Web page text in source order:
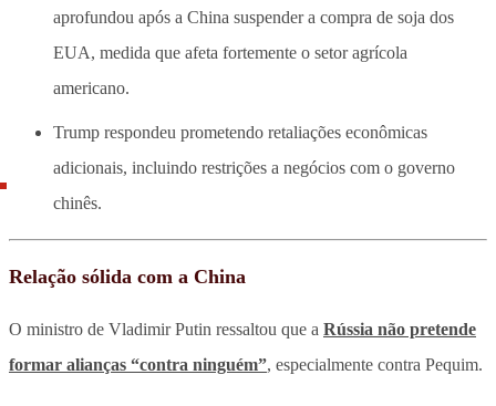
aprofundou após a China suspender a compra de soja dos
EUA, medida que afeta fortemente o setor agrícola
americano.
Trump respondeu prometendo retaliações econômicas
adicionais, incluindo restrições a negócios com o governo
chinês.
Relação sólida com a China
O ministro de Vladimir Putin ressaltou que a Rússia não pretende
formar alianças “contra ninguém”, especialmente contra Pequim.